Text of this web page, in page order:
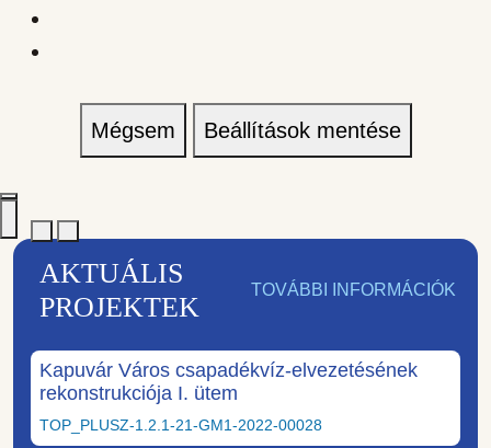
Mégsem Beállítások mentése
AKTUÁLIS
PROJEKTEK
TOVÁBBI INFORMÁCIÓK
Kapuvár Város csapadékvíz-elvezetésének
rekonstrukciója I. ütem
TOP_PLUSZ-1.2.1-21-GM1-2022-00028